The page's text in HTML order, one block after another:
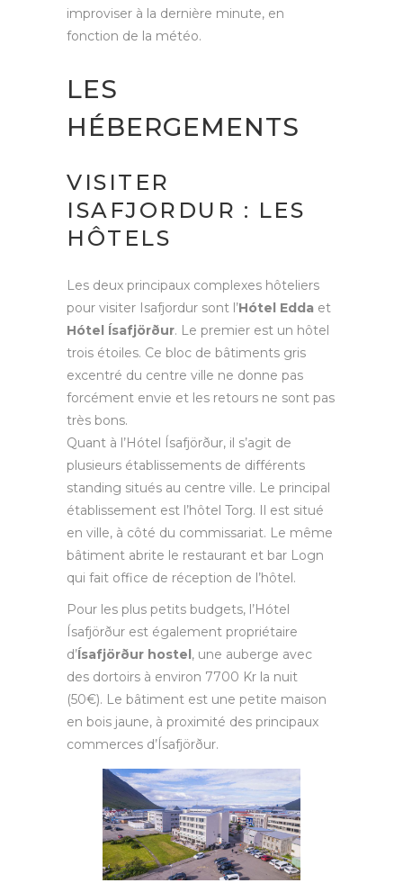
improviser à la dernière minute, en
fonction de la météo.
LES
HÉBERGEMENTS
VISITER
ISAFJORDUR : LES
HÔTELS
Les deux principaux complexes hôteliers
pour visiter Isafjordur sont l’Hótel Edda et
Hótel Ísafjörður. Le premier est un hôtel
trois étoiles. Ce bloc de bâtiments gris
excentré du centre ville ne donne pas
forcément envie et les retours ne sont pas
très bons.
Quant à l’Hótel Ísafjörður, il s’agit de
plusieurs établissements de différents
standing situés au centre ville. Le principal
établissement est l’hôtel Torg. Il est situé
en ville, à côté du commissariat. Le même
bâtiment abrite le restaurant et bar Logn
qui fait office de réception de l’hôtel.
Pour les plus petits budgets, l’Hótel
Ísafjörður est également propriétaire
d’Ísafjörður hostel, une auberge avec
des dortoirs à environ 7700 Kr la nuit
(50€). Le bâtiment est une petite maison
en bois jaune, à proximité des principaux
commerces d’Ísafjörður.